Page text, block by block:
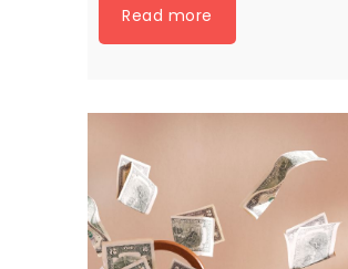
Read more